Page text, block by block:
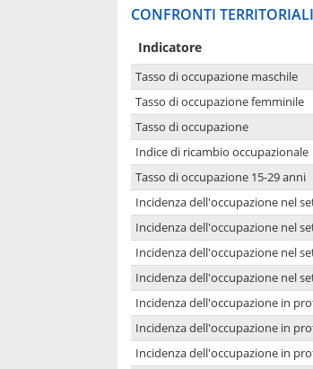
CONFRONTI
Indicatore
Tasso di occupazione maschile
Tasso di occupazione femminile
Tasso di occupazione
Indice di ricambio occupazionale
Tasso di occupazione 15-29 anni
Incidenza dell'occupazione nel
Incidenza dell'occupazione nel
Incidenza dell'occupazione nel
Incidenza dell'occupazione nel
Incidenza dell'occupazione in
Incidenza dell'occupazione in
Incidenza dell'occupazione in